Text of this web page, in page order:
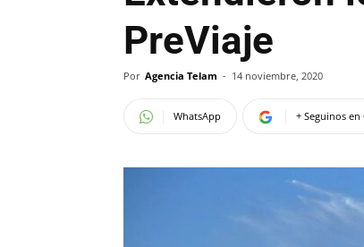
PreViaje
Por Agencia Telam - 14 noviembre, 2020
WhatsApp + Seguinos en